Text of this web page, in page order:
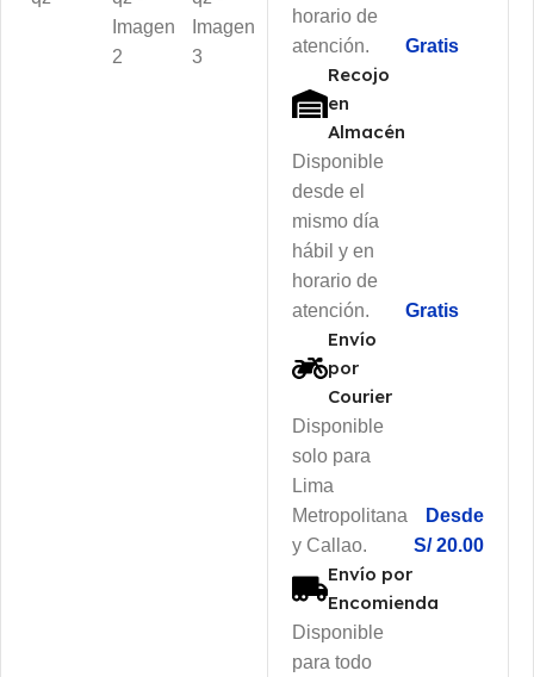
horario de
atención.
Gratis
Recojo
en
Almacén
Disponible
desde el
mismo día
hábil y en
horario de
atención.
Gratis
Envío
por
Courier
Disponible
solo para
Lima
Metropolitana
y Callao.
Desde
S/ 20.00
Envío por
Encomienda
Disponible
para todo